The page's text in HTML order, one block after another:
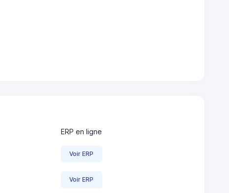
ERP en ligne
Voir ERP
Voir ERP